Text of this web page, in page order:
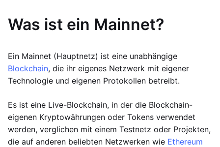
Was ist ein Mainnet?
Ein Mainnet (Hauptnetz) ist eine unabhängige
Blockchain, die ihr eigenes Netzwerk mit eigener
Technologie und eigenen Protokollen betreibt.
Es ist eine Live-Blockchain, in der die Blockchain-
eigenen Kryptowährungen oder Tokens verwendet
werden, verglichen mit einem Testnetz oder Projekten,
die auf anderen beliebten Netzwerken wie Ethereum